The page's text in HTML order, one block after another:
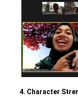
4. Character